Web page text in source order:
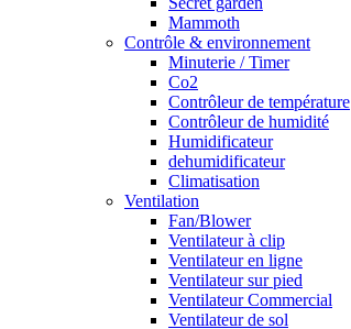
Mammoth
Contrôle & environnement
Minuterie / Timer
Co2
Contrôleur de température
Contrôleur de humidité
Humidificateur
dehumidificateur
Climatisation
Ventilation
Fan/Blower
Ventilateur à clip
Ventilateur en ligne
Ventilateur sur pied
Ventilateur Commercial
Ventilateur de sol